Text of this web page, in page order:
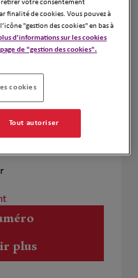
plus
T.
plus
votre consentement
finalité de cookies. Vous pouvez à
"gestion des cookies" en bas à
d'informations sur les cookies
de "gestion des cookies".
cookies
Tout autoriser